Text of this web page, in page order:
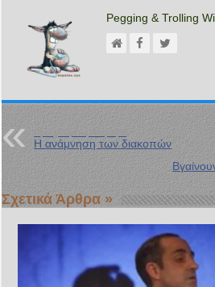
Pegging & Trolling
Προηγούμενη Ανάρτηση
Η ανάμνηση των διακοπών
Σχετικά Άρθρα »